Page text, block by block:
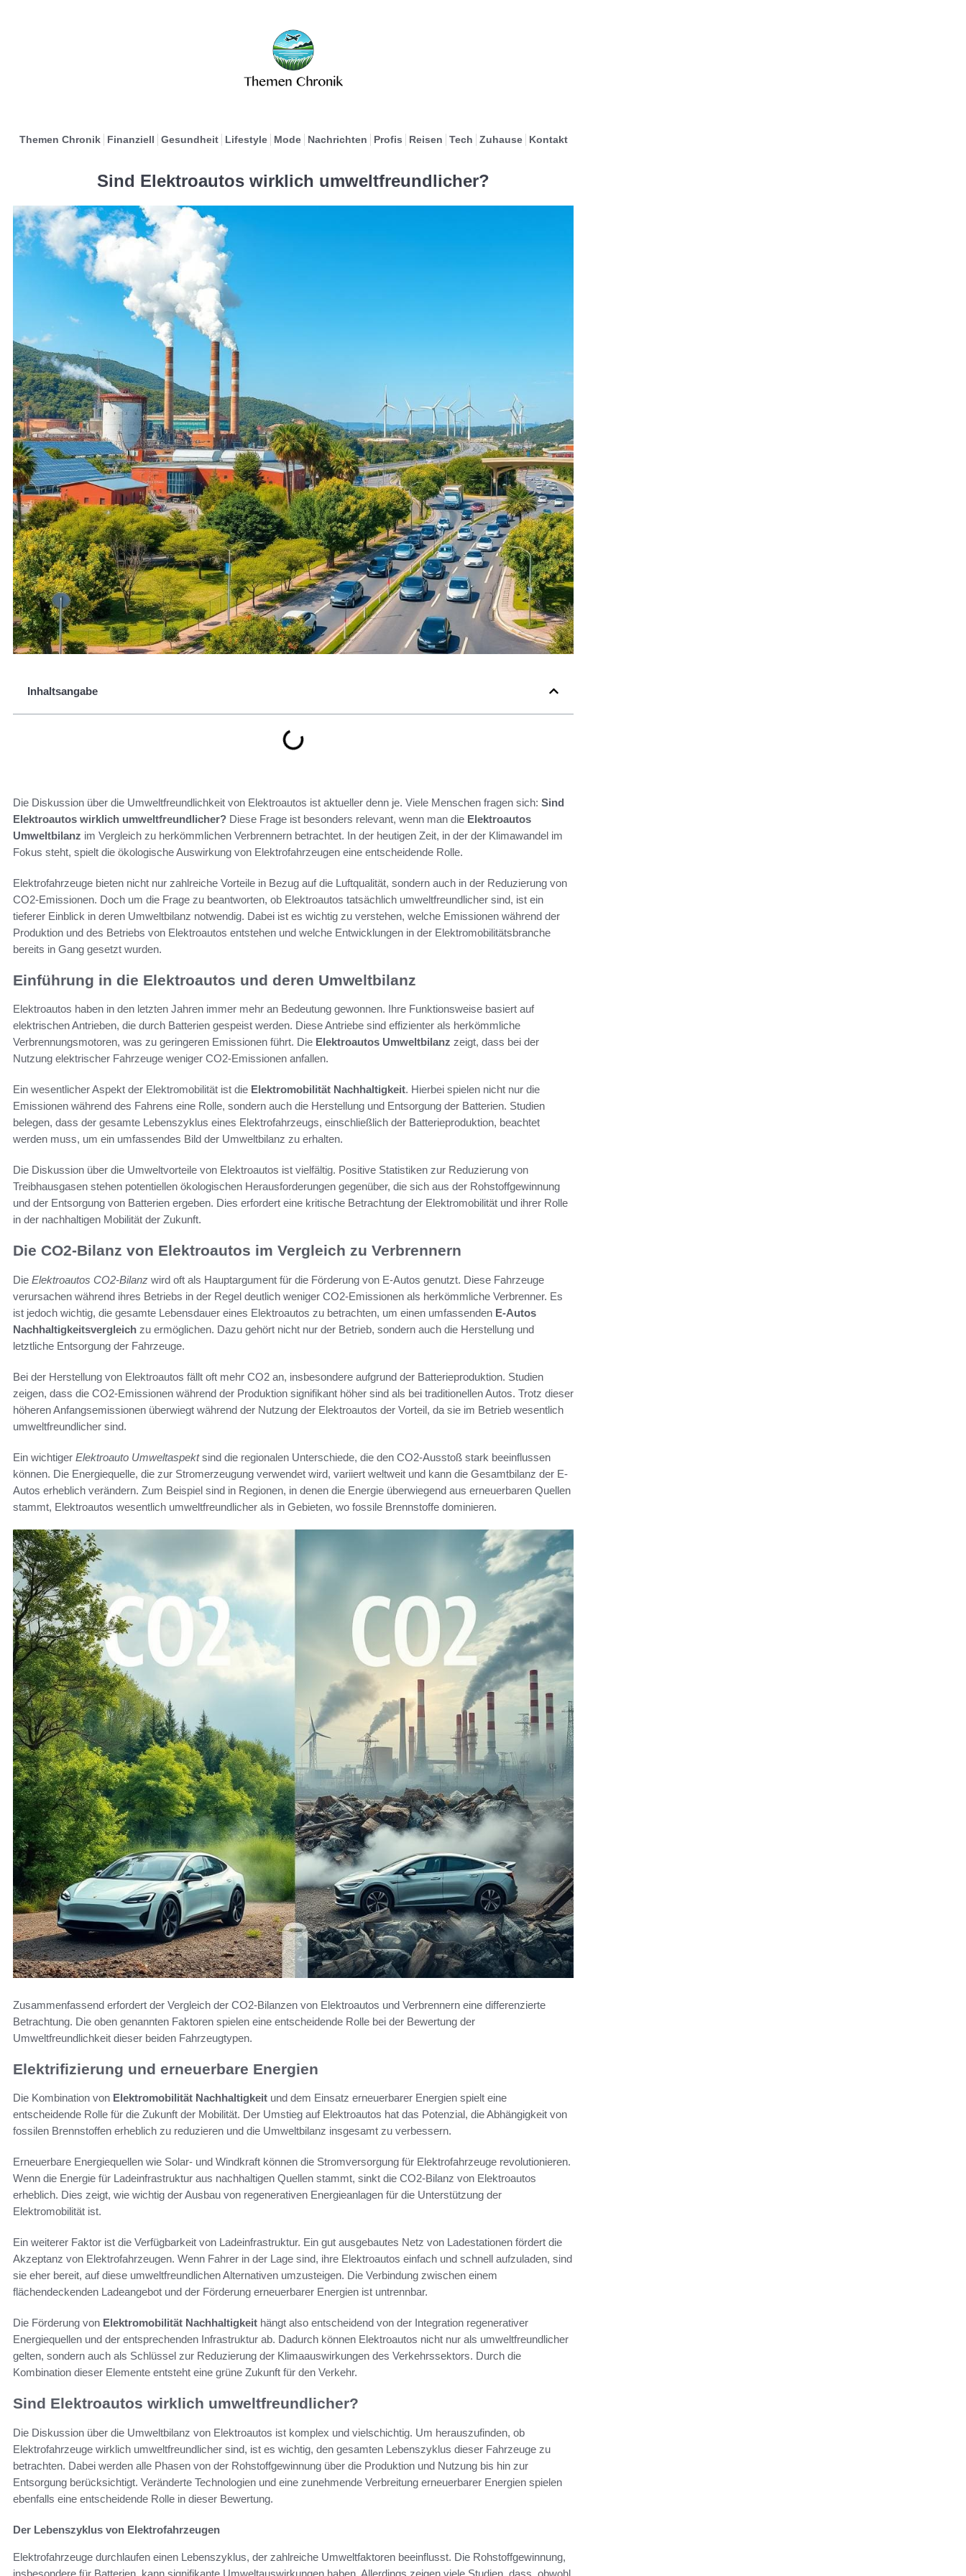
Themen Chronik Finanziell Gesundheit Lifestyle Mode Nachrichten Profis Reisen Tech Zuhause Kontakt
Sind Elektroautos wirklich umweltfreundlicher?
Inhaltsangabe
Die Diskussion über die Umweltfreundlichkeit von Elektroautos ist aktueller denn je. Viele Menschen fragen sich: Sind
Elektroautos wirklich umweltfreundlicher? Diese Frage ist besonders relevant, wenn man die Elektroautos
Umweltbilanz im Vergleich zu herkömmlichen Verbrennern betrachtet. In der heutigen Zeit, in der der Klimawandel im
Fokus steht, spielt die ökologische Auswirkung von Elektrofahrzeugen eine entscheidende Rolle.
Elektrofahrzeuge bieten nicht nur zahlreiche Vorteile in Bezug auf die Luftqualität, sondern auch in der Reduzierung von
CO2-Emissionen. Doch um die Frage zu beantworten, ob Elektroautos tatsächlich umweltfreundlicher sind, ist ein
tieferer Einblick in deren Umweltbilanz notwendig. Dabei ist es wichtig zu verstehen, welche Emissionen während der
Produktion und des Betriebs von Elektroautos entstehen und welche Entwicklungen in der Elektromobilitätsbranche
bereits in Gang gesetzt wurden.
Einführung in die Elektroautos und deren Umweltbilanz
Elektroautos haben in den letzten Jahren immer mehr an Bedeutung gewonnen. Ihre Funktionsweise basiert auf
elektrischen Antrieben, die durch Batterien gespeist werden. Diese Antriebe sind effizienter als herkömmliche
Verbrennungsmotoren, was zu geringeren Emissionen führt. Die Elektroautos Umweltbilanz zeigt, dass bei der
Nutzung elektrischer Fahrzeuge weniger CO2-Emissionen anfallen.
Ein wesentlicher Aspekt der Elektromobilität ist die Elektromobilität Nachhaltigkeit. Hierbei spielen nicht nur die
Emissionen während des Fahrens eine Rolle, sondern auch die Herstellung und Entsorgung der Batterien. Studien
belegen, dass der gesamte Lebenszyklus eines Elektrofahrzeugs, einschließlich der Batterieproduktion, beachtet
werden muss, um ein umfassendes Bild der Umweltbilanz zu erhalten.
Die Diskussion über die Umweltvorteile von Elektroautos ist vielfältig. Positive Statistiken zur Reduzierung von
Treibhausgasen stehen potentiellen ökologischen Herausforderungen gegenüber, die sich aus der Rohstoffgewinnung
und der Entsorgung von Batterien ergeben. Dies erfordert eine kritische Betrachtung der Elektromobilität und ihrer Rolle
in der nachhaltigen Mobilität der Zukunft.
Die CO2-Bilanz von Elektroautos im Vergleich zu Verbrennern
Die Elektroautos CO2-Bilanz wird oft als Hauptargument für die Förderung von E-Autos genutzt. Diese Fahrzeuge
verursachen während ihres Betriebs in der Regel deutlich weniger CO2-Emissionen als herkömmliche Verbrenner. Es
ist jedoch wichtig, die gesamte Lebensdauer eines Elektroautos zu betrachten, um einen umfassenden E-Autos
Nachhaltigkeitsvergleich zu ermöglichen. Dazu gehört nicht nur der Betrieb, sondern auch die Herstellung und
letztliche Entsorgung der Fahrzeuge.
Bei der Herstellung von Elektroautos fällt oft mehr CO2 an, insbesondere aufgrund der Batterieproduktion. Studien
zeigen, dass die CO2-Emissionen während der Produktion signifikant höher sind als bei traditionellen Autos. Trotz dieser
höheren Anfangsemissionen überwiegt während der Nutzung der Elektroautos der Vorteil, da sie im Betrieb wesentlich
umweltfreundlicher sind.
Ein wichtiger Elektroauto Umweltaspektsind die regionalen Unterschiede, die den CO2-Ausstoß stark beeinflussen
können. Die Energiequelle, die zur Stromerzeugung verwendet wird, variiert weltweit und kann die Gesamtbilanz der E-
Autos erheblich verändern. Zum Beispiel sind in Regionen, in denen die Energie überwiegend aus erneuerbaren Quellen
stammt, Elektroautos wesentlich umweltfreundlicher als in Gebieten, wo fossile Brennstoffe dominieren.
Zusammenfassend erfordert der Vergleich der CO2-Bilanzen von Elektroautos und Verbrennern eine differenzierte
Betrachtung. Die oben genannten Faktoren spielen eine entscheidende Rolle bei der Bewertung der
Umweltfreundlichkeit dieser beiden Fahrzeugtypen.
Elektrifizierung und erneuerbare Energien
Die Kombination von Elektromobilität Nachhaltigkeit und dem Einsatz erneuerbarer Energien spielt eine
entscheidende Rolle für die Zukunft der Mobilität. Der Umstieg auf Elektroautos hat das Potenzial, die Abhängigkeit von
fossilen Brennstoffen erheblich zu reduzieren und die Umweltbilanz insgesamt zu verbessern.
Erneuerbare Energiequellen wie Solar- und Windkraft können die Stromversorgung für Elektrofahrzeuge revolutionieren.
Wenn die Energie für Ladeinfrastruktur aus nachhaltigen Quellen stammt, sinkt die CO2-Bilanz von Elektroautos
erheblich. Dies zeigt, wie wichtig der Ausbau von regenerativen Energieanlagen für die Unterstützung der
Elektromobilität ist.
Ein weiterer Faktor ist die Verfügbarkeit von Ladeinfrastruktur. Ein gut ausgebautes Netz von Ladestationen fördert die
Akzeptanz von Elektrofahrzeugen. Wenn Fahrer in der Lage sind, ihre Elektroautos einfach und schnell aufzuladen, sind
sie eher bereit, auf diese umweltfreundlichen Alternativen umzusteigen. Die Verbindung zwischen einem
flächendeckenden Ladeangebot und der Förderung erneuerbarer Energien ist untrennbar.
Die Förderung von Elektromobilität Nachhaltigkeit hängt also entscheidend von der Integration regenerativer
Energiequellen und der entsprechenden Infrastruktur ab. Dadurch können Elektroautos nicht nur als umweltfreundlicher
gelten, sondern auch als Schlüssel zur Reduzierung der Klimaauswirkungen des Verkehrssektors. Durch die
Kombination dieser Elemente entsteht eine grüne Zukunft für den Verkehr.
Sind Elektroautos wirklich umweltfreundlicher?
Die Diskussion über die Umweltbilanz von Elektroautos ist komplex und vielschichtig. Um herauszufinden, ob
Elektrofahrzeuge wirklich umweltfreundlicher sind, ist es wichtig, den gesamten Lebenszyklus dieser Fahrzeuge zu
betrachten. Dabei werden alle Phasen von der Rohstoffgewinnung über die Produktion und Nutzung bis hin zur
Entsorgung berücksichtigt. Veränderte Technologien und eine zunehmende Verbreitung erneuerbarer Energien spielen
ebenfalls eine entscheidende Rolle in dieser Bewertung.
Der Lebenszyklus von Elektrofahrzeugen
Elektrofahrzeuge durchlaufen einen Lebenszyklus, der zahlreiche Umweltfaktoren beeinflusst. Die Rohstoffgewinnung,
insbesondere für Batterien, kann signifikante Umweltauswirkungen haben. Allerdings zeigen viele Studien, dass, obwohl